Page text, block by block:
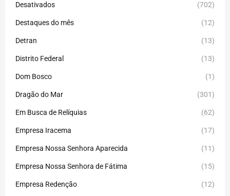
Desativados (702)
Destaques do mês (12)
Detran (13)
Distrito Federal (13)
Dom Bosco (1)
Dragão do Mar (301)
Em Busca de Relíquias (62)
Empresa Iracema (17)
Empresa Nossa Senhora Aparecida (11)
Empresa Nossa Senhora de Fátima (15)
Empresa Redenção (12)